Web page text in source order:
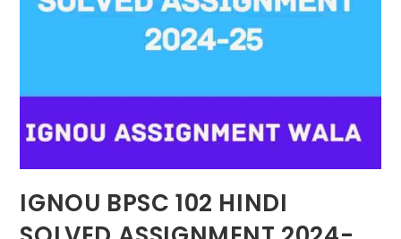
IGNOU BPSC 102 HINDI